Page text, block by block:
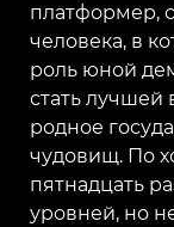
платформер,
человека, в
роль юной
стать лучшей
родное
чудовищ. По
пятнадцать
уровней, но